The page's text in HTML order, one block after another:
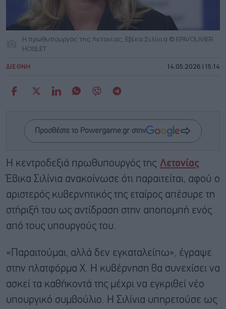
Η πρωθυπουργός της Λετονίας, Εβίκα Σιλίνια © EPA/OLIVIER
HOSLET
ΔΙΕΘΝΗ 14.05.2026 | 15:14
Προσθέστε το Powergame.gr στην
Η κεντροδεξιά πρωθυπουργός της Λετονίας
Έβικα Σιλίνια ανακοίνωσε ότι παραιτείται, αφού ο
αριστερός κυβερνητικός της εταίρος απέσυρε τη
στήριξή του ως αντίδραση στην αποπομπή ενός
από τους υπουργούς του.
«Παραιτούμαι, αλλά δεν εγκαταλείπω», έγραψε
στην πλατφόρμα X. Η κυβέρνηση θα συνεχίσει να
ασκεί τα καθήκοντά της μέχρι να εγκριθεί νέο
υπουργικό συμβούλιο. Η Σιλίνια υπηρετούσε ως